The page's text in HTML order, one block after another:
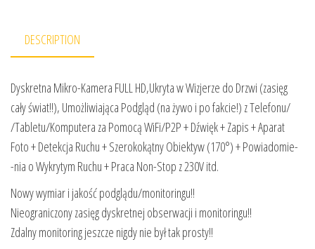
DESCRIPTION
Dyskretna Mikro-Kamera FULL HD,Ukryta w Wizjerze do Drzwi (zasięg
cały świat!!), Umożliwiająca Podgląd (na żywo i po fakcie!) z Telefonu/
/Tabletu/Komputera za Pomocą WiFi/P2P + Dźwięk + Zapis + Aparat
Foto + Detekcja Ruchu + Szerokokątny Obiektyw (170°) + Powiadomie-
-nia o Wykrytym Ruchu + Praca Non-Stop z 230V itd.
Nowy wymiar i jakość podglądu/monitoringu!!
Nieograniczony zasięg dyskretnej obserwacji i monitoringu!!
Zdalny monitoring jeszcze nigdy nie był tak prosty!!